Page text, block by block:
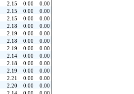
2.15 0.00
0.00
2.15 0.00
0.00
2.15 0.00
0.00
2.18 0.00
0.00
2.19 0.00
0.00
2.18 0.00
0.00
2.19 0.00
0.00
2.14 0.00
0.00
2.18 0.00
0.00
2.19 0.00
0.00
2.21 0.00
0.00
2.20 0.00
0.00